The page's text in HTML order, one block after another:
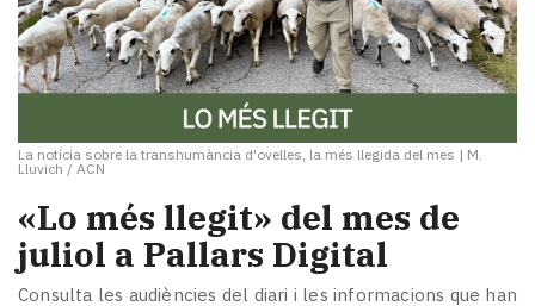
La notícia sobre la transhumància d'ovelles, la més llegida del mes | M.
Lluvich / ACN
«Lo més llegit» del mes de
juliol a Pallars Digital
Consulta les audiències del diari i les informacions que han